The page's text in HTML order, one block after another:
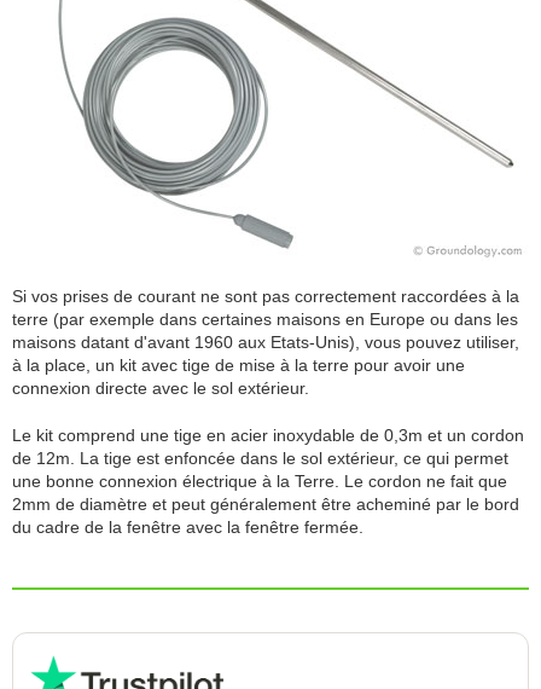
Si vos prises de courant ne sont pas correctement raccordées à la
terre (par exemple dans certaines maisons en Europe ou dans les
maisons datant d'avant 1960 aux Etats-Unis), vous pouvez utiliser,
à la place, un kit avec tige de mise à la terre pour avoir une
connexion directe avec le sol extérieur.
Le kit comprend une tige en acier inoxydable de 0,3m et un cordon
de 12m. La tige est enfoncée dans le sol extérieur, ce qui permet
une bonne connexion électrique à la Terre. Le cordon ne fait que
2mm de diamètre et peut généralement être acheminé par le bord
du cadre de la fenêtre avec la fenêtre fermée.